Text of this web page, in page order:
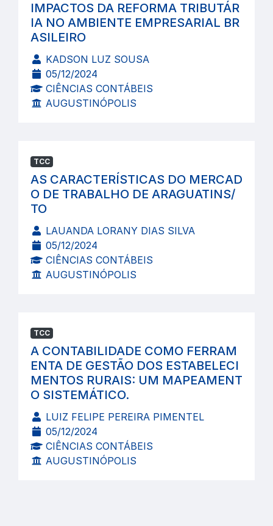
IMPACTOS DA REFORMA TRIBUTÁR
IA NO AMBIENTE EMPRESARIAL BR
ASILEIRO
KADSON LUZ SOUSA
05/12/2024
CIÊNCIAS CONTÁBEIS
AUGUSTINÓPOLIS
TCC
AS CARACTERÍSTICAS DO MERCAD
O DE TRABALHO DE ARAGUATINS/
TO
LAUANDA LORANY DIAS SILVA
05/12/2024
CIÊNCIAS CONTÁBEIS
AUGUSTINÓPOLIS
TCC
A CONTABILIDADE COMO FERRAM
ENTA DE GESTÃO DOS ESTABELECI
MENTOS RURAIS: UM MAPEAMENT
O SISTEMÁTICO.
LUIZ FELIPE PEREIRA PIMENTEL
05/12/2024
CIÊNCIAS CONTÁBEIS
AUGUSTINÓPOLIS